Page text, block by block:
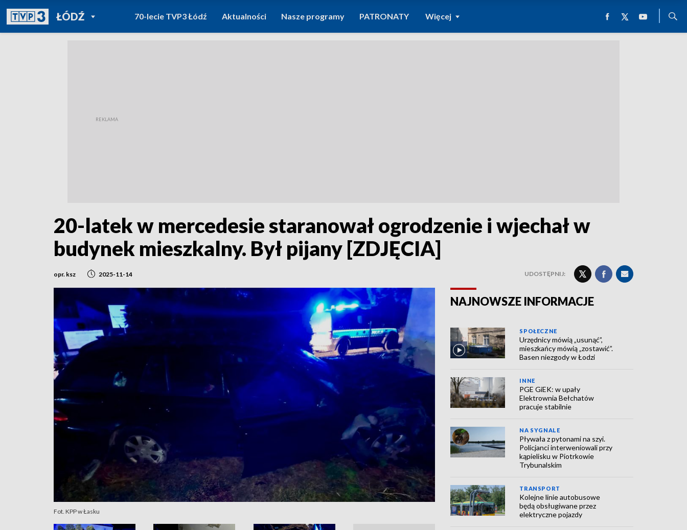
ŁÓDŹPOWRÓT DO
TVP REGIONY
70-lecie TVP3 Łódź Aktualności Nasze programy PATRONATY Więcej
20-latek w mercedesie staranował ogrodzenie i wjechał w
budynek mieszkalny. Był pijany [ZDJĘCIA]
opr. ksz 2025-11-14 UDOSTĘPNIJ:
Fot. KPP w Łasku
NAJNOWSZE INFORMACJE
SPOŁECZNE
Urzędnicy mówią „usunąć”,
mieszkańcy mówią „zostawić”.
Basen niezgody w Łodzi
INNE
PGE GiEK: w upały
Elektrownia Bełchatów
pracuje stabilnie
NA SYGNALE
Pływała z pytonami na szyi.
Policjanci interweniowali przy
kąpielisku w Piotrkowie
Trybunalskim
TRANSPORT
Kolejne linie autobusowe
będą obsługiwane przez
elektryczne pojazdy